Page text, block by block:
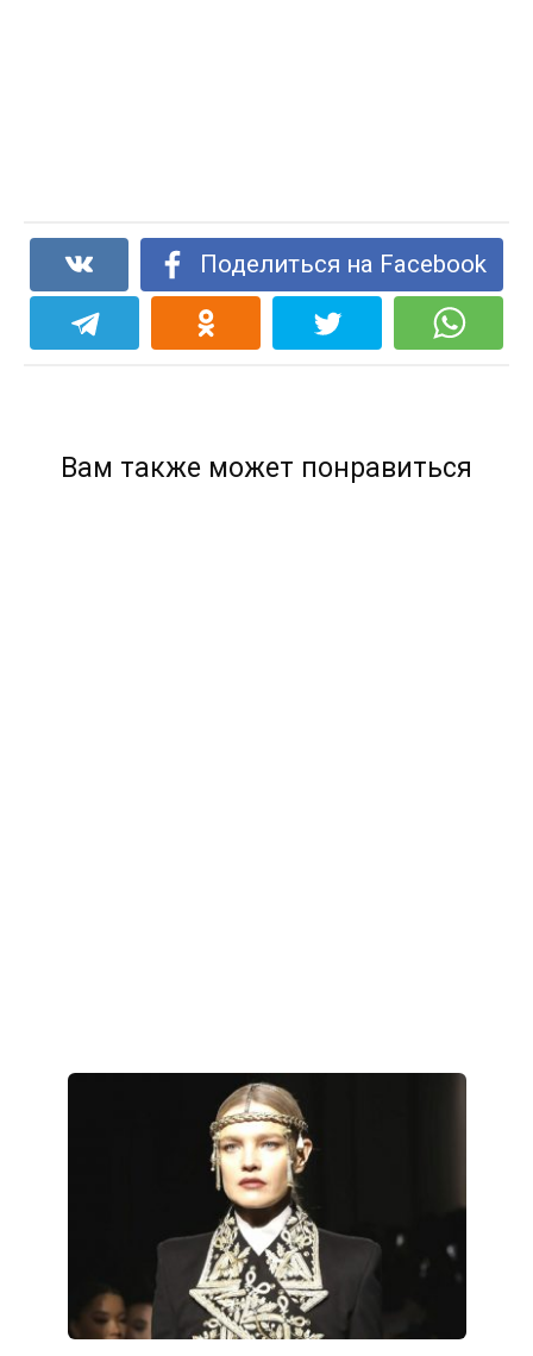
Поделиться на Facebook
Вам также может понравиться